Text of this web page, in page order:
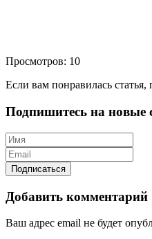
Просмотров: 10
Если вам понравилась
Подпишитесь на новые
Добавить комментарий
Ваш адрес email не будет